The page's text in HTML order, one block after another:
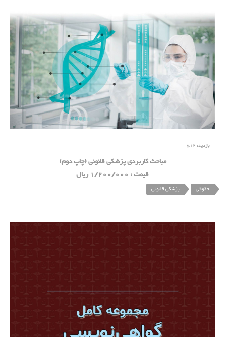
بازدید: 512
مباحث کاربردی پزشکی قانونی (چاپ دوم)
قیمت : 1/200/000 ریال
حقوقی پزشکی قانونی